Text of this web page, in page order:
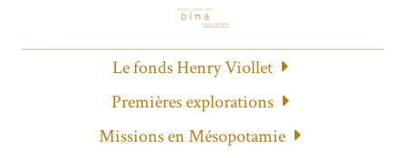
Le fonds Henry Viollet
Premières explorations
Missions en Mésopotamie